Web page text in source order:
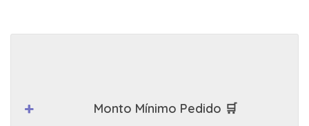
Monto Mínimo Pedido 🛒